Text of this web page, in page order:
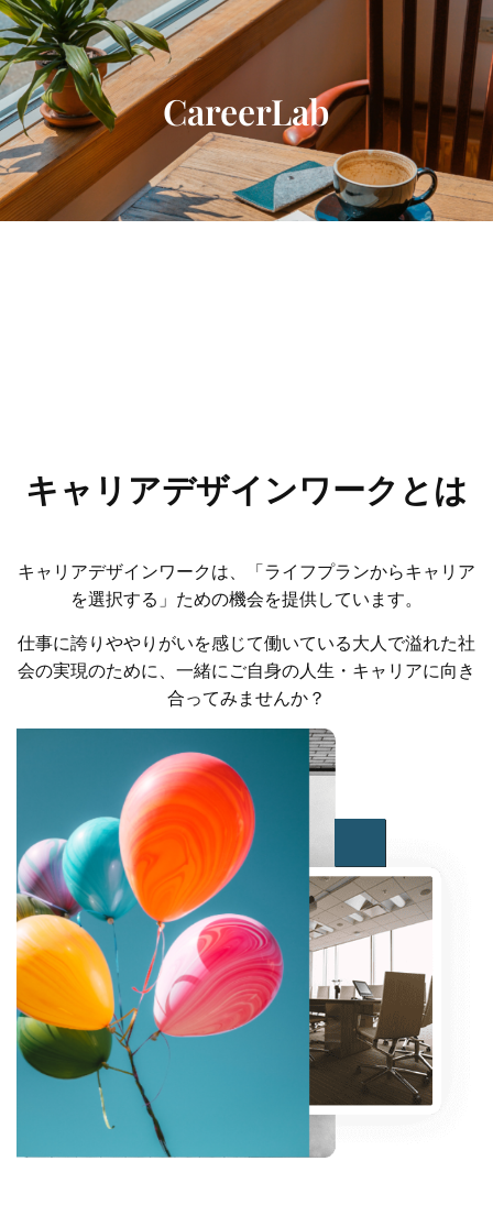
内
容
を
ス
キ
ッ
プ
CareerLab
キャリアデザインワークとは
キャリアデザインワークは、「ライフプランからキャリア
を選択する」ための機会を提供しています。
仕事に誇りややりがいを感じて働いている大人で溢れた社
会の実現のために、一緒にご自身の人生・キャリアに向き
合ってみませんか？